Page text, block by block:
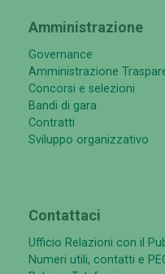
Amministrazione
Governance
Amministrazione
Concorsi e selezioni
Bandi di gara
Contratti
Sviluppo organizzativo
Contattaci
Ufficio Relazioni con il
Numeri utili, contatti e